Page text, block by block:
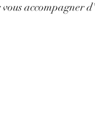
vous accompagner